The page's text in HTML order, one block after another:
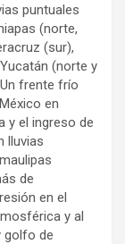
puntuales
(norte,
(sur),
(norte y
frente frío
en
y el ingreso de
lluvias
de
en el
y al
golfo de